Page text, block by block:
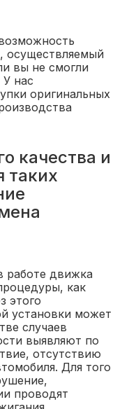
осуществляемый
вы не смогли
нас
оригинальных
качества и
таких
работе движка
как
этого
установки может
случаев
выявляют по
отсутствию
Для того
проводят